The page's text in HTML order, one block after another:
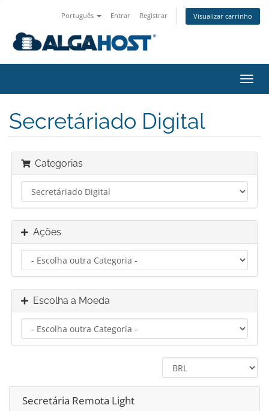
Português Entrar Registrar Visualizar carrinho
Secretáriado Digital
Categorias
Ações
Escolha a Moeda
Secretária Remota Light